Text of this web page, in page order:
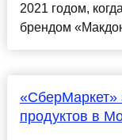
2021 годом,
брендом
«​​СберМаркет»​
продуктов в